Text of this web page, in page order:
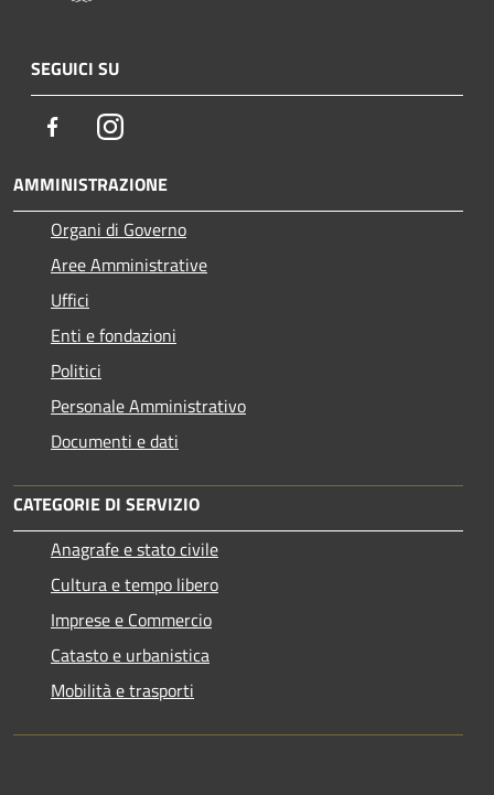
SEGUICI SU
FacebookInstagram
AMMINISTRAZIONE
Organi di Governo
Aree Amministrative
Uffici
Enti e fondazioni
Politici
Personale Amministrativo
Documenti e dati
CATEGORIE DI SERVIZIO
Anagrafe e stato civile
Cultura e tempo libero
Imprese e Commercio
Catasto e urbanistica
Mobilità e trasporti